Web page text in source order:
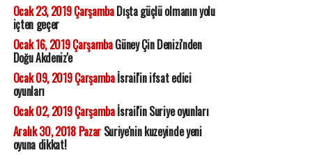
Ocak 23, 2019 ÇarşambaDışta güçlü olmanın yolu
içten geçer
Ocak 16, 2019 ÇarşambaGüney Çin Denizi'nden
Doğu Akdeniz'e
Ocak 09, 2019 Çarşambaİsrail'in ifsat edici
oyunları
Ocak 02, 2019 Çarşambaİsrail'in Suriye oyunları
Aralık 30, 2018 PazarSuriye'nin kuzeyinde yeni
oyuna dikkat!